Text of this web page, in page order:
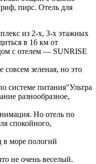
пирс. Отель для
из 2-х, 3-х этажных
в 16 км от
с отелем — SUNRISE
совсем зеленая, но это
системе питания"Ультра
разнообразное,
Но отель по
спокойного,
в море пологий
не очень веселый.